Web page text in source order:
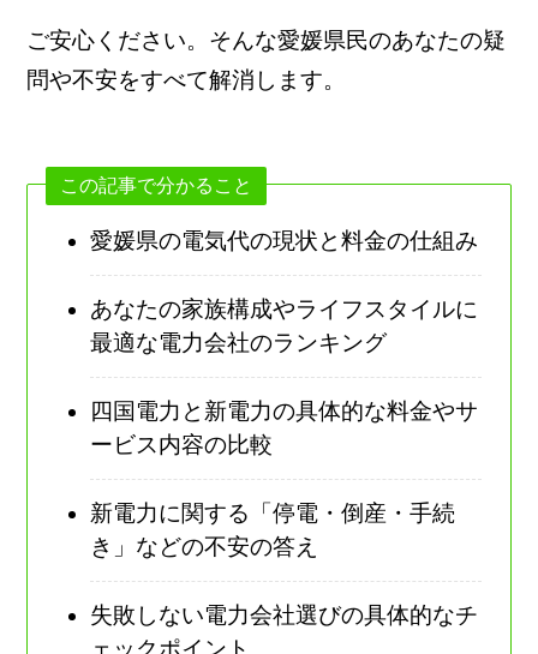
ご安心ください。そんな愛媛県民のあなたの疑
問や不安をすべて解消します。
この記事で分かること
愛媛県の電気代の現状と料金の仕組み
あなたの家族構成やライフスタイルに
最適な電力会社のランキング
四国電力と新電力の具体的な料金やサ
ービス内容の比較
新電力に関する「停電・倒産・手続
き」などの不安の答え
失敗しない電力会社選びの具体的なチ